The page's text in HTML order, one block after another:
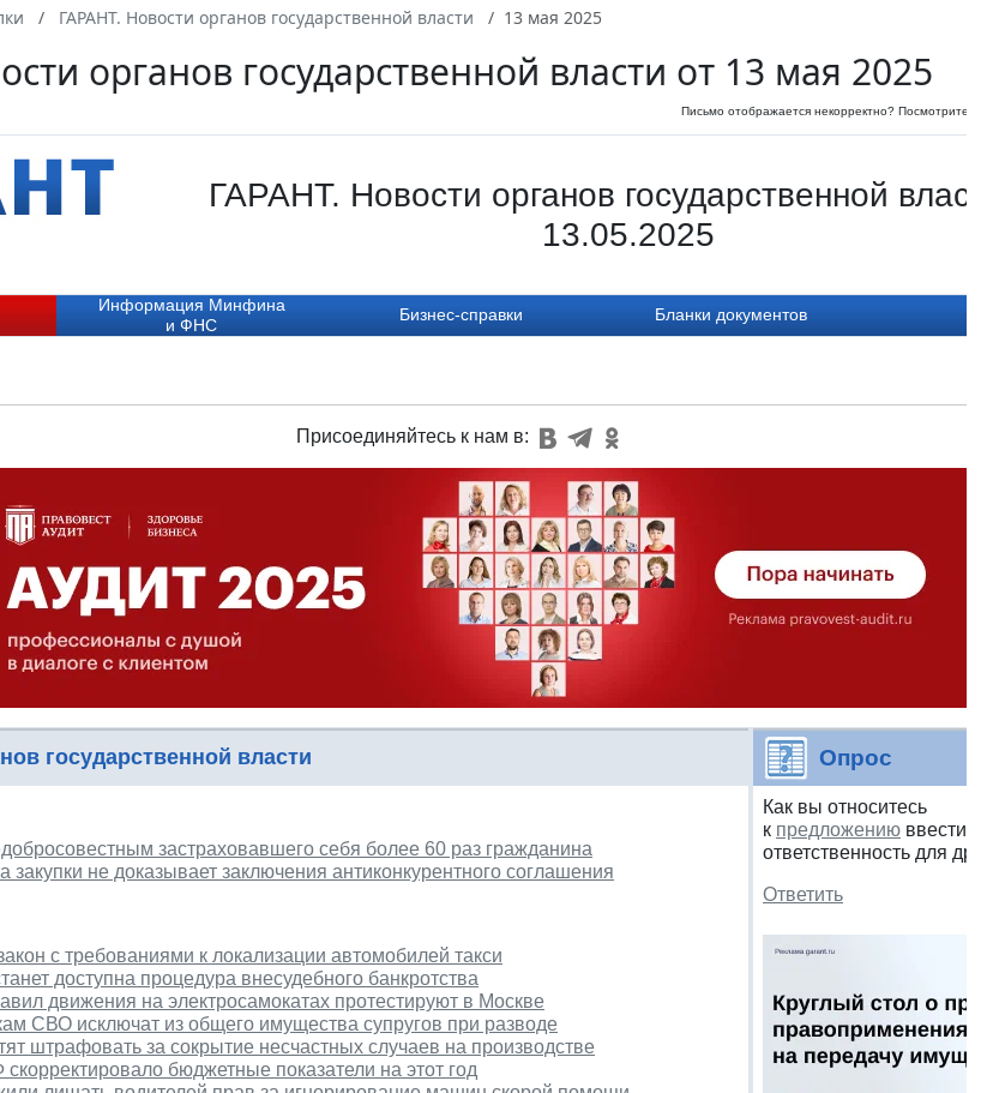
ГАРАНТ. Новости органов государственной власти 13 мая 2025
органов государственной власти от 13 мая 2025
Письмо отображается некорректно? Посмотрите
ГАРАНТ. Новости органов государственной
13.05.2025
Информация Минфина
и ФНС
Бизнес-справки Бланки документов
Присоединяйтесь к нам в:
государственной власти
застраховавшего себя более 60 раз гражданина
закупки не доказывает заключения антиконкурентного соглашения
с требованиями к локализации автомобилей такси
доступна процедура внесудебного банкротства
движения на электросамокатах протестируют в Москве
СВО исключат из общего имущества супругов при разводе
штрафовать за сокрытие несчастных случаев на производстве
бюджетные показатели на этот год
Опрос
Как вы относитесь
к предложению ввести
ответственность для
Ответить